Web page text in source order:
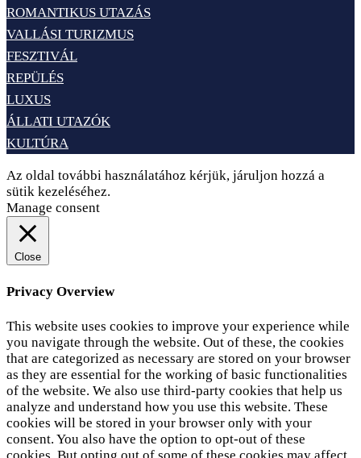
ROMANTIKUS UTAZÁS
VALLÁSI TURIZMUS
FESZTIVÁL
REPÜLÉS
LUXUS
ÁLLATI UTAZÓK
KULTÚRA
Az oldal további használatához kérjük, járuljon hozzá a
sütik kezeléséhez.
Manage consent
Close
Privacy Overview
This website uses cookies to improve your experience while
you navigate through the website. Out of these, the cookies
that are categorized as necessary are stored on your browser
as they are essential for the working of basic functionalities
of the website. We also use third-party cookies that help us
analyze and understand how you use this website. These
cookies will be stored in your browser only with your
consent. You also have the option to opt-out of these
cookies. But opting out of some of these cookies may affect